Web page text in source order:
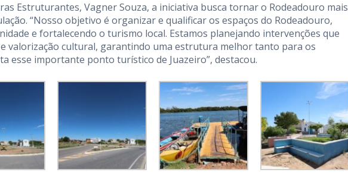
Estruturantes, Vagner Souza, a iniciativa busca tornar o Rodeadouro mais
“Nosso objetivo é organizar e qualificar os espaços do Rodeadouro,
e fortalecendo o turismo local. Estamos planejando intervenções que
valorização cultural, garantindo uma estrutura melhor tanto para os
esse importante ponto turístico de Juazeiro”, destacou.